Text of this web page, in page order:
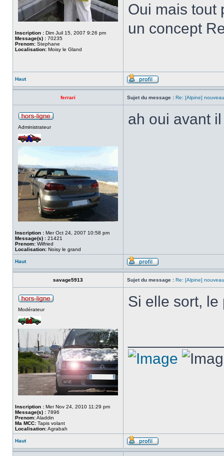
Inscription : Dim Juil 15, 2007 9:26 pm
Message(s) : 70235
Prenom: Stephane
Localisation: Moisy le Gland
Oui mais tout
un concept
Haut
ferrari Sujet du message : Re: [Alpine]
Administrateur
Inscription : Mer Oct 24, 2007 10:58 pm
Message(s) : 21421
Prenom: Wilfried
Localisation: Noisy le grand
ah oui avant
Haut
savage5913 Sujet du message : Re: [Alpine]
Modérateur
Inscription : Mer Nov 24, 2010 11:29 pm
Message(s) : 7896
Prenom:Aladdin
Ma MCC: Tapis volant
Localisation:Agrabah
Si elle sort,
Haut